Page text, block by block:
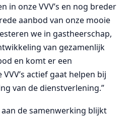
in onze VVV’s en nog breder
aanbod van onze mooie
we in gastheerschap,
van gezamenlijk
en komt er een
actief gaat helpen bij
van de dienstverlening.”
de samenwerking blijkt